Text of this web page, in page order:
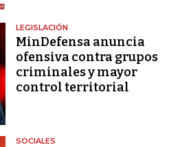
LEGISLACIÓN
MinDefensa anuncia
ofensiva contra grupos
criminales y mayor
control territorial
SOCIALES